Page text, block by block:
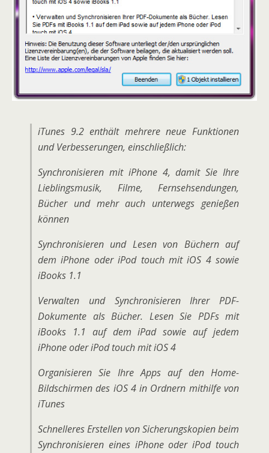
iTunes 9.2 enthält mehrere neue Funktionen
und Verbesserungen, einschließlich:
Synchronisieren mit iPhone 4, damit Sie Ihre
Lieblingsmusik, Filme, Fernsehsendungen,
Bücher und mehr auch unterwegs genießen
können
Synchronisieren und Lesen von Büchern auf
dem iPhone oder iPod touch mit iOS 4 sowie
iBooks 1.1
Verwalten und Synchronisieren Ihrer PDF-
Dokumente als Bücher. Lesen Sie PDFs mit
iBooks 1.1 auf dem iPad sowie auf jedem
iPhone oder iPod touch mit iOS 4
Organisieren Sie Ihre Apps auf den Home-
Bildschirmen des iOS 4 in Ordnern mithilfe von
iTunes
Schnelleres Erstellen von Sicherungskopien beim
Synchronisieren eines iPhone oder iPod touch